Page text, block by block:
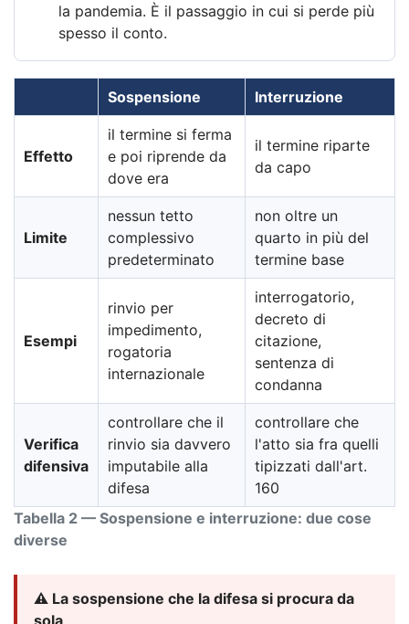
la pandemia. È il passaggio in cui si perde più
spesso il conto.
Tabella 2 — Sospensione e interruzione: due cose
diverse
Sospensione Interruzione
Effetto
il termine si ferma
e poi riprende da
dove era
il termine riparte
da capo
Limite
nessun tetto
complessivo
predeterminato
non oltre un
quarto in più del
termine base
Esempi
rinvio per
impedimento,
rogatoria
internazionale
interrogatorio,
decreto di
citazione,
sentenza di
condanna
Verifica
difensiva
controllare che il
rinvio sia davvero
imputabile alla
difesa
controllare che
l'atto sia fra quelli
tipizzati dall'art.
160
⚠️ La sospensione che la difesa si procura da
sola